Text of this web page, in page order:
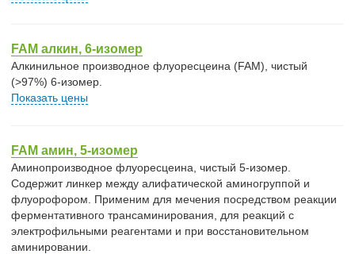
FAM алкин, 6-изомер
Алкинильное производное флуоресцеина (FAM), чистый
(>97%) 6-изомер.
Показать цены
FAM амин, 5-изомер
Аминопроизводное флуоресцеина, чистый 5-изомер.
Содержит линкер между алифатической аминогруппой и
флуорофором. Применим для мечения посредством реакции
ферментативного трансаминирования, для реакций с
электрофильными реагентами и при восстановительном
аминировании.